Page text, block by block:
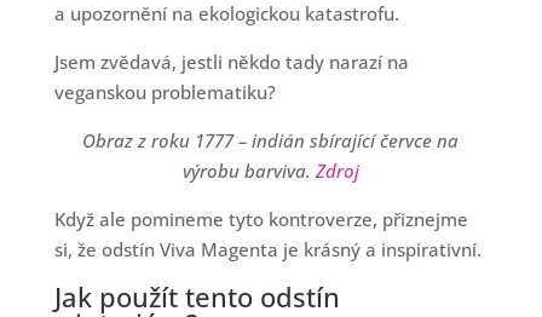
a upozornění na ekologickou katastrofu.
Jsem zvědavá, jestli někdo tady narazí na
veganskou problematiku?
Obraz z roku 1777 – indián sbírající červce na
výrobu barviva.Zdroj
Když ale pomineme tyto kontroverze, přiznejme
si, že odstín Viva Magenta je krásný a inspirativní.
Jak použít tento odstín